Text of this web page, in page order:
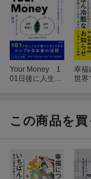
Your Money 1
01日後に人生が
幸福
世界
この商品を